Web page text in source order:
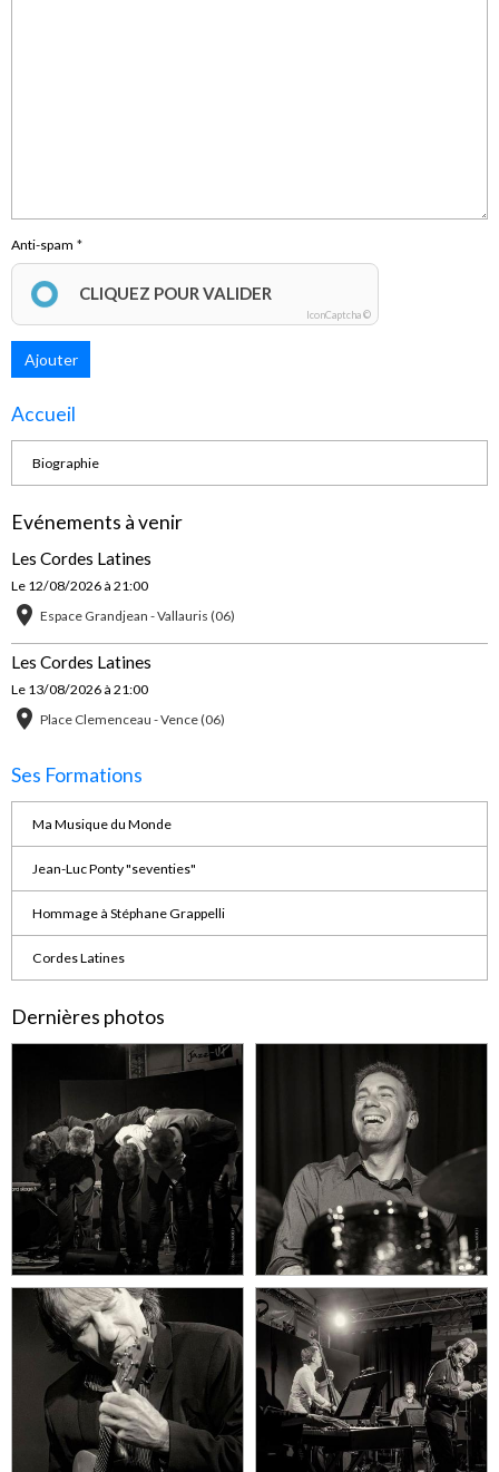
Anti-spam
CLIQUEZ POUR VALIDER
IconCaptcha ©
Ajouter
Accueil
Biographie
Evénements à venir
Les Cordes Latines
Le 12/08/2026 à 21:00
Espace Grandjean - Vallauris (06)
Les Cordes Latines
Le 13/08/2026 à 21:00
Place Clemenceau - Vence (06)
Ses Formations
Ma Musique du Monde
Jean-Luc Ponty "seventies"
Hommage à Stéphane Grappelli
Cordes Latines
Dernières photos